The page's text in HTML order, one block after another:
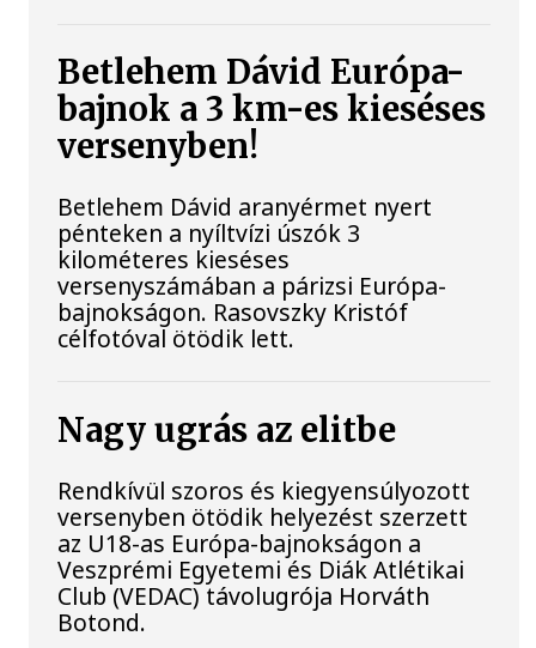
Betlehem Dávid Európa-
bajnok a 3 km-es kieséses
versenyben!
Betlehem Dávid aranyérmet nyert
pénteken a nyíltvízi úszók 3
kilométeres kieséses
versenyszámában a párizsi Európa-
bajnokságon. Rasovszky Kristóf
célfotóval ötödik lett.
Nagy ugrás az elitbe
Rendkívül szoros és kiegyensúlyozott
versenyben ötödik helyezést szerzett
az U18-as Európa-bajnokságon a
Veszprémi Egyetemi és Diák Atlétikai
Club (VEDAC) távolugrója Horváth
Botond.